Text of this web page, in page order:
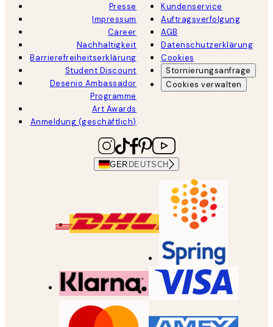
Presse
Impressum
Career
Nachhaltigkeit
Barrierefreiheitserklärung
Student Discount
Desenio Ambassador
Programme
Art Awards
Anmeldung (geschäftlich)
Kundenservice
Auftragsverfolgung
AGB
Datenschutzerklärung
Cookies
Stornierungsanfrage
Cookies verwalten
GER DEUTSCH